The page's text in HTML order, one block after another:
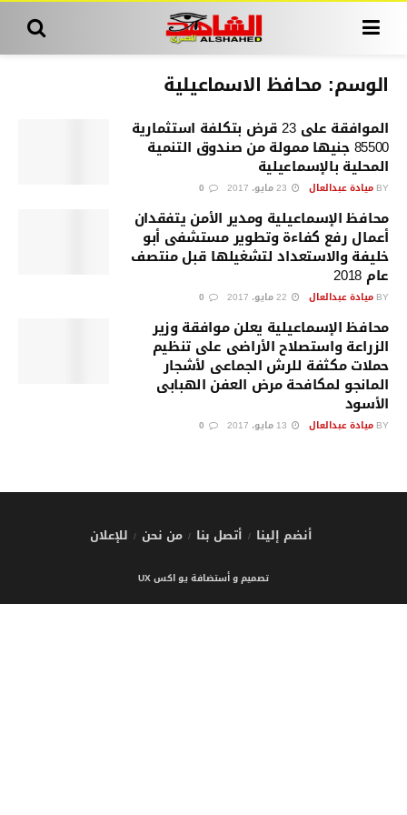
الوسم: محافظ الاسماعيلية
الموافقة على 23 قرض بتكلفة استثمارية
85500 جنيها ممولة من صندوق التنمية
المحلية بالإسماعيلية
BY ميادة عبدالعال
محافظ الإسماعيلية ومدير الأمن يتفقدان
أعمال رفع كفاءة وتطوير مستشفى أبو
خليفة والاستعداد لتشغيلها قبل منتصف
عام 2018
BY ميادة عبدالعال
محافظ الإسماعيلية يعلن موافقة وزير
الزراعة واستصلاح الأراضى على تنظيم
حملات مكثفة للرش الجماعى لأشجار
المانجو لمكافحة مرض العفن الهبابى
الأسود
BY ميادة عبدالعال
أنضم إلينا أتصل بنا من نحن للإعلان
تصميم و أستضافة يو اكس UX